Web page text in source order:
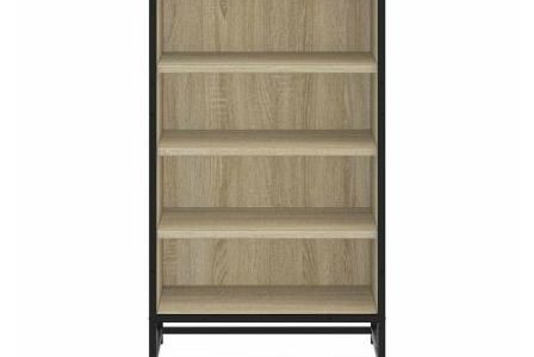
Максимален капацитет на теглото
Стелаж за обувки Сонома дъб 48x38x97,5 cm
Please select credit institution
Цена на продукта: €58.00
Extraction of information from credit institutions
Предоставената таблица е с информационна цел.
Добавете продукта в количката си с бутона "Добави в
количката" и при поръчка ще можете да изберете броя
вноски на кредита.